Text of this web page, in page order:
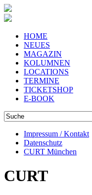
HOME
NEUES
MAGAZIN
KOLUMNEN
LOCATIONS
TERMINE
TICKETSHOP
E-BOOK
Impressum / Kontakt
Datenschutz
CURT München
CURT